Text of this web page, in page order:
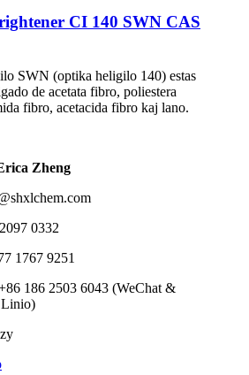
CI 140 SWN CAS
SWN (optika heligilo 140) estas
de acetata fibro, poliestera
fibro, acetacida fibro kaj lano.
Zheng
0332
1767 9251
186 2503 6043 (WeChat &
Linio)